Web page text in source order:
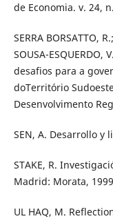
de Economia. v. 24,
SERRA BORSATTO,
SOUSA-
desafios para a
doTerritório
Desenvolvimento
SEN, A. Desarrollo y
STAKE, R.
Madrid: Morata,
UL HAQ, M.